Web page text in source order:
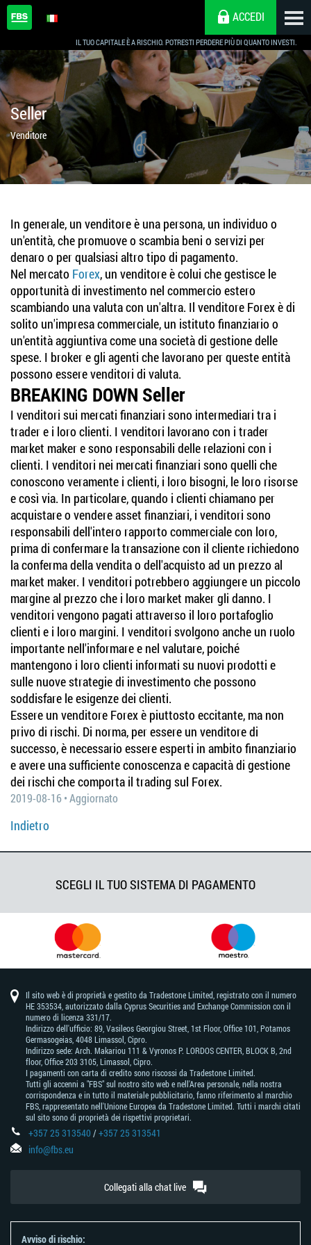
IL TUO CAPITALE È A RISCHIO. POTRESTI PERDERE PIÙ DI QUANTO INVESTI.
ACCEDI
Seller
Venditore
In generale, un venditore è una persona, un individuo o
un'entità, che promuove o scambia beni o servizi per
denaro o per qualsiasi altro tipo di pagamento.
Nel mercato Forex, un venditore è colui che gestisce le
opportunità di investimento nel commercio estero
scambiando una valuta con un'altra. Il venditore Forex è di
solito un'impresa commerciale, un istituto finanziario o
un'entità aggiuntiva come una società di gestione delle
spese. I broker e gli agenti che lavorano per queste entità
possono essere venditori di valuta.
BREAKING DOWN Seller
I venditori sui mercati finanziari sono intermediari tra i
trader e i loro clienti. I venditori lavorano con i trader
market maker e sono responsabili delle relazioni con i
clienti. I venditori nei mercati finanziari sono quelli che
conoscono veramente i clienti, i loro bisogni, le loro risorse
e così via. In particolare, quando i clienti chiamano per
acquistare o vendere asset finanziari, i venditori sono
responsabili dell'intero rapporto commerciale con loro,
prima di confermare la transazione con il cliente richiedono
la conferma della vendita o dell'acquisto ad un prezzo al
market maker. I venditori potrebbero aggiungere un piccolo
margine al prezzo che i loro market maker gli danno. I
venditori vengono pagati attraverso il loro portafoglio
clienti e i loro margini. I venditori svolgono anche un ruolo
importante nell'informare e nel valutare, poiché
mantengono i loro clienti informati su nuovi prodotti e
sulle nuove strategie di investimento che possono
soddisfare le esigenze dei clienti.
Essere un venditore Forex è piuttosto eccitante, ma non
privo di rischi. Di norma, per essere un venditore di
successo, è necessario essere esperti in ambito finanziario
e avere una sufficiente conoscenza e capacità di gestione
dei rischi che comporta il trading sul Forex.
Indietro
2019-08-16 • Aggiornato
SCEGLI IL TUO SISTEMA DI PAGAMENTO
Il sito web è di proprietà e gestito da Tradestone Limited, registrato con il numero
HE 353534, autorizzato dalla Cyprus Securities and Exchange Commission con il
numero di licenza 331/17.
Indirizzo dell'ufficio: 89, Vasileos Georgiou Street, 1st Floor, Office 101, Potamos
Germasogeias, 4048 Limassol, Cipro.
Indirizzo sede: Arch. Makariou 111 & Vyronos Р. LORDOS CENTER, BLOCK В, 2nd
floor, Office 203 3105, Limassol, Cipro.
I pagamenti con carta di credito sono riscossi da Tradestone Limited.
Tutti gli accenni a "FBS" sul nostro sito web e nell'Area personale, nella nostra
corrispondenza e in tutto il materiale pubblicitario, fanno riferimento al marchio
FBS, rappresentato nell'Unione Europea da Tradestone Limited. Tutti i marchi citati
sul sito sono di proprietà dei rispettivi proprietari.
+357 25 313540/+357 25 313541
info@fbs.eu
Collegati alla chat live
Avviso di rischio: